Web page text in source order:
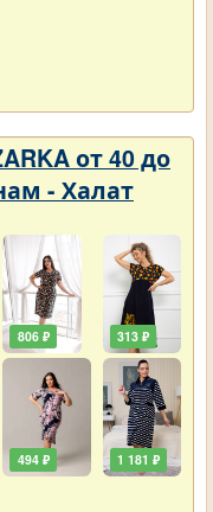
от 40 до
- Халат
806 ₽
494 ₽
313 ₽
1 181 ₽